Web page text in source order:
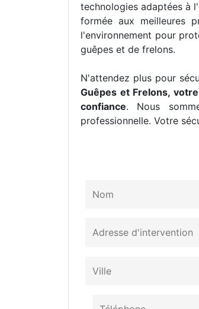
technologies adaptées à
formée aux meilleures
l'environnement pour
guêpes et de frelons.
N'attendez plus pour
Guêpes et Frelons,
confiance. Nous
professionnelle. Votre